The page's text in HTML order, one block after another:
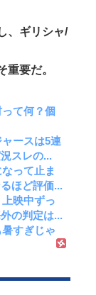
、ギリシャ/
重要だ。
て何？個
ースは5連
スレの...
って止ま
ほど評価...
映中ずっ
の判定は...
すぎじゃ